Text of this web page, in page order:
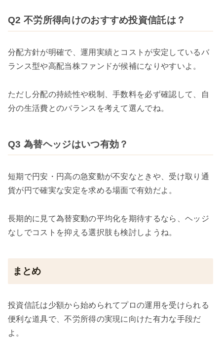
Q2 不労所得向けのおすすめ投資信託は？
分配方針が明確で、運用実績とコストが安定しているバ
ランス型や高配当株ファンドが候補になりやすいよ。
ただし分配の持続性や税制、手数料を必ず確認して、自
分の生活費とのバランスを考えて選んでね。
Q3 為替ヘッジはいつ有効？
短期で円安・円高の急変動が不安なときや、受け取り通
貨が円で確実な安定を求める場面で有効だよ。
長期的に見て為替変動の平均化を期待するなら、ヘッジ
なしでコストを抑える選択肢も検討しようね。
まとめ
投資信託は少額から始められてプロの運用を受けられる
便利な道具で、不労所得の実現に向けた有力な手段だ
よ。